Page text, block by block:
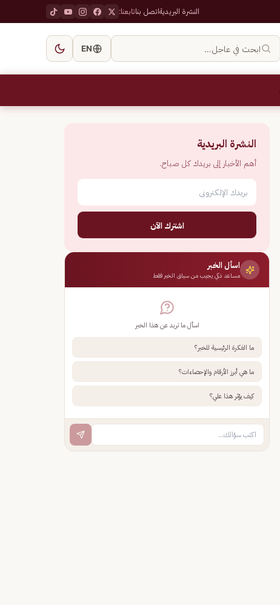
النشرة البريديةاتصل بناتابعنا:
ابحث في عاجل… EN
النشرة البريدية
أهم الأخبار إلى بريدك كل صباح.
اشترك الآن
اسأل الخبر
مساعد ذكي يجيب من سياق الخبر فقط
اسأل ما تريد عن هذا الخبر
ما الفكرة الرئيسية للخبر؟
ما هي أبرز الأرقام والإحصاءات؟
كيف يؤثر هذا علي؟